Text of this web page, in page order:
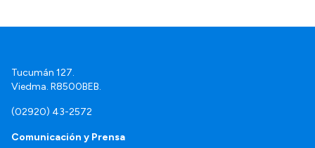
Tucumán 127.
Viedma. R8500BEB.
(02920) 43-2572
Comunicación y Prensa